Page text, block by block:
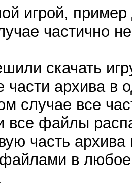
игрой,
частично
скачать
части архива в
случае все
все файлы
часть архива
в